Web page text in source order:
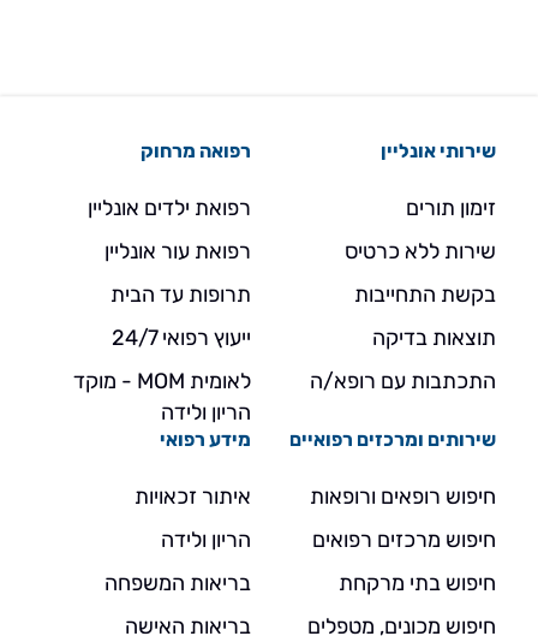
שירותי אונליין
זימון תורים
שירות ללא כרטיס
בקשת התחייבות
תוצאות בדיקה
התכתבות עם רופא/ה
רפואה מרחוק
רפואת ילדים אונליין
רפואת עור אונליין
תרופות עד הבית
ייעוץ רפואי 24/7
לאומית MOM - מוקד
הריון ולידה
שירותים ומרכזים רפואיים
חיפוש רופאים ורופאות
חיפוש מרכזים רפואים
חיפוש בתי מרקחת
חיפוש מכונים, מטפלים
מידע רפואי
איתור זכאויות
הריון ולידה
בריאות המשפחה
בריאות האישה